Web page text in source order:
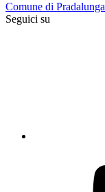
Comune di Pradalunga
Seguici su